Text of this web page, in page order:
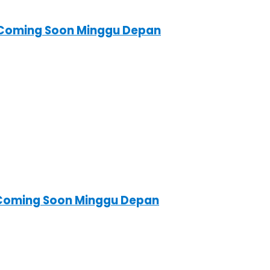
Soon Minggu Depan
Soon Minggu Depan